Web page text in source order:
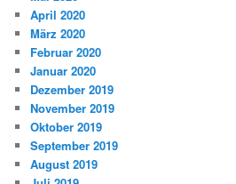
April 2020
März 2020
Februar 2020
Januar 2020
Dezember 2019
November 2019
Oktober 2019
September 2019
August 2019